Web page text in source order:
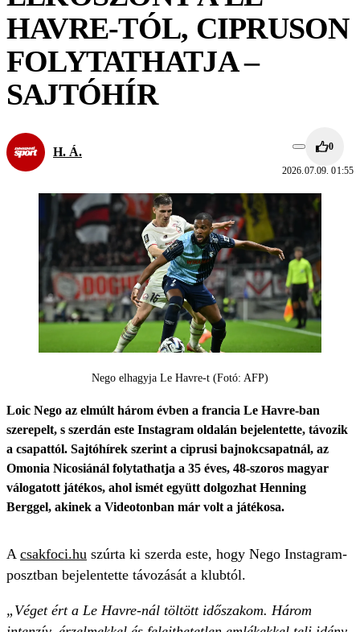
HAVRE-TÓL, CIPRUSON
FOLYTATHATJA –
SAJTÓHÍR
H. Á. 0
2026.07.09. 01:55
Nego elhagyja Le Havre-t (Fotó: AFP)
Loic Nego az elmúlt három évben a francia Le Havre-ban
szerepelt, s szerdán este Instagram oldalán bejelentette, távozik
a csapattól. Sajtóhírek szerint a ciprusi bajnokcsapatnál, az
Omonia Nicosiánál folytathatja a 35 éves, 48-szoros magyar
válogatott játékos, ahol ismét együtt dolgozhat Henning
Berggel, akinek a Videotonban már volt a játékosa.
A csakfoci.hu szúrta ki szerda este, hogy Nego Instagram-
posztban bejelentette távozását a klubtól.
„Véget ért a Le Havre-nál töltött időszakom. Három